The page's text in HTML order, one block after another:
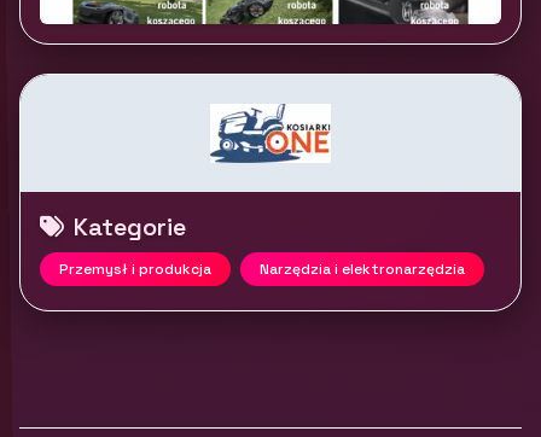
Kategorie
Przemysł i produkcja Narzędzia i elektronarzędzia